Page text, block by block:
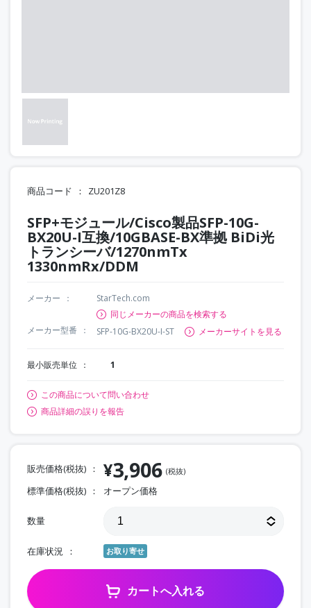
商品コード ZU201Z8
SFP+モジュール/Cisco製品SFP-10G-
BX20U-I互換/10GBASE-BX準拠 BiDi光
トランシーバ/1270nmTx
1330nmRx/DDM
メーカー
StarTech.com
同じメーカーの商品を検索する
メーカー型番
SFP-10G-BX20U-I-ST メーカーサイトを見る
最小販売単位 1
この商品について問い合わせ
商品詳細の誤りを報告
販売価格(税抜) ¥3,906 (税抜)
標準価格(税抜) オープン価格
数量
在庫状況 お取り寄せ
カートへ入れる